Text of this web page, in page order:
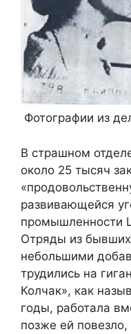
Фотографии из
В страшном
около 25 тысяч
развивающейся
промышленности
Отряды из
небольшими
трудились на
Колчак», как
годы, работала
позже ей повезло,